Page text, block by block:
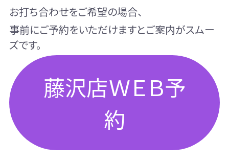
お打ち合わせをご希望の場合、
事前にご予約をいただけますとご案内がスムー
ズです。
藤沢店ＷＥＢ予
約